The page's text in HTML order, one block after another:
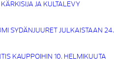
JA KULTALEVY
SYDÄNJUURET JULKAISTAAN
KAUPPOIHIN 10. HELMIKUUTA